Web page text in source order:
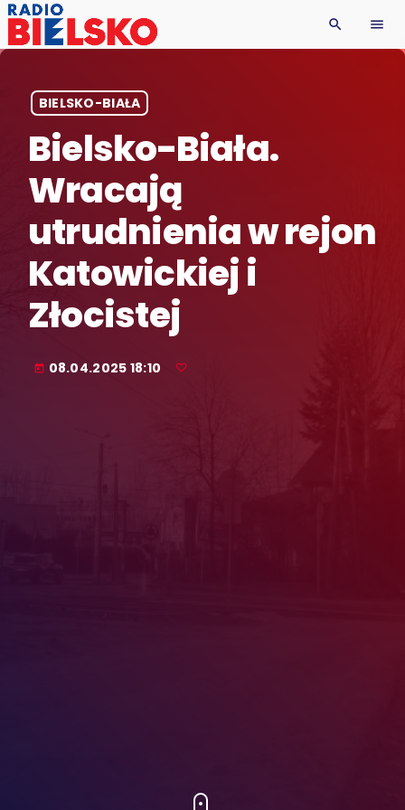
search menu
BIELSKO-BIAŁA
Bielsko-Biała.
Wracają
utrudnienia w rejon
Katowickiej i
Złocistej
today 08.04.2025 18:10